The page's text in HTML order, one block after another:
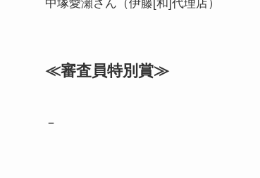
中塚愛瀬さん（伊藤[和]代理店）
≪審査員特別賞≫
－